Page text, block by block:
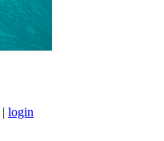
| login